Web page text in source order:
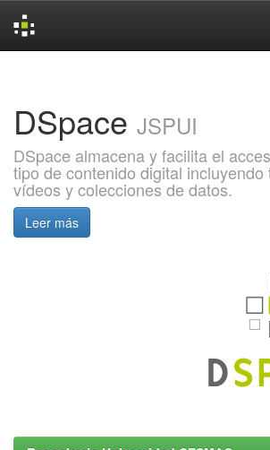
DSpace JSPUI
DSpace almacena y facilita el
tipo de contenido digital incluyendo
vídeos y colecciones de datos.
Leer más